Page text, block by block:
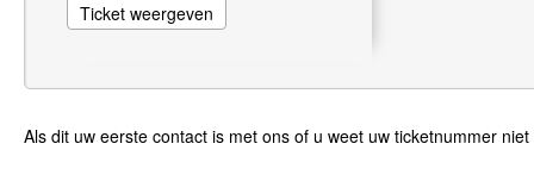
Als dit uw eerste contact is met ons of u weet uw ticketnummer